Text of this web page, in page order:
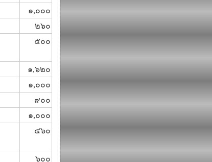
๑,๐๐๐
๒๖๐
๕๐๐
๑,๖๒๐
๑,๐๐๐
๙๐๐
๑,๐๐๐
๕๖๐
๖๐๐